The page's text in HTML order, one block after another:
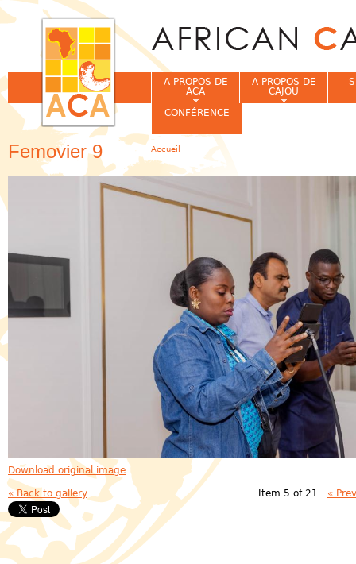
Femovier 9
Download original image
« Back to gallery Item 5 of 21 «
A PROPOS DE
ACA
A PROPOS DE
CAJOU
CONFÉRENCE
Vous êtes ici
Accueil